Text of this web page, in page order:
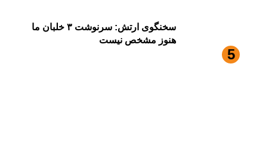
سخنگوی ارتش: سرنوشت ۳ خلبان ما
هنوز مشخص نیست